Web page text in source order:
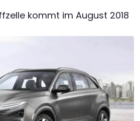
kommt im August 2018